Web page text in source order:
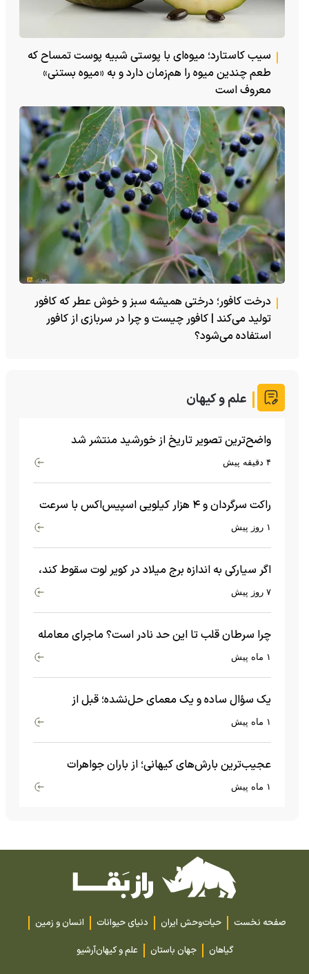
سیب کاستارد؛ میوه‌ای با پوستی شبیه پوست تمساح که
طعم چندین میوه را هم‌زمان دارد و به «میوه بستنی»
معروف است
درخت کافور؛ درختی همیشه سبز و خوش عطر که کافور
تولید می‌کند | کافور چیست و چرا در سربازی از کافور
استفاده می‌شود؟
علم و کیهان
واضح‌ترین تصویر تاریخ از خورشید منتشر شد
۴ دقیقه پیش
راکت سرگردان و ۴ هزار کیلویی اسپیس‌اکس با سرعت
هشت هزار و ۶۹۰ کیلومتر در ساعت به ماه برخورد کرد۱ روز پیش
اگر سیارکی به اندازه برج میلاد در کویر لوت سقوط کند،
چه اتفاقی می‌افتد؟
۷ روز پیش
چرا سرطان قلب تا این حد نادر است؟ ماجرای معامله
عجیبی که در بدن اتفاق می‌افتد!۱ ماه پیش
یک سؤال ساده و یک معمای حل‌نشده؛ قبل از
بیگ‌بنگ و آغاز جهان چه چیزی وجود داشت؟۱ ماه پیش
عجیب‌ترین بارش‌های کیهانی؛ از باران جواهرات
گران‌قیمت تا بارش آهن و شیشه۱ ماه پیش
صفحه نخست حیات‌وحش ایران دنیای حیوانات
انسان و زمین
گیاهان
جهان باستان علم و کیهانآرشیو